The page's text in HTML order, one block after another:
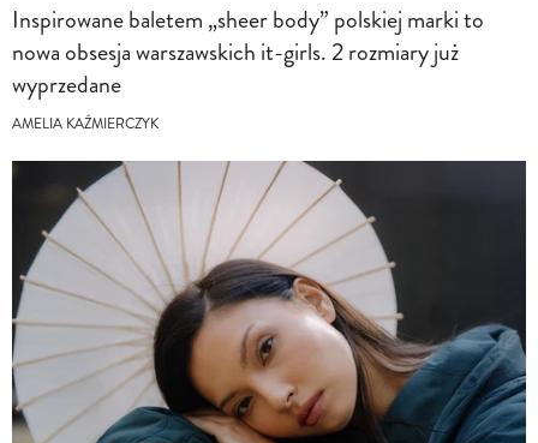
Inspirowane baletem „sheer body” polskiej marki to
nowa obsesja warszawskich it-girls. 2 rozmiary już
wyprzedane
AMELIA KAŹMIERCZYK